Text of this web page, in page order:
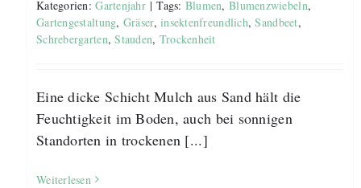
Kategorien:Gartenjahr | Tags: Blumen,Blumenzwiebeln,
Gartengestaltung, Gräser,insektenfreundlich,Sandbeet,
Schrebergarten,Stauden, Trockenheit
Eine dicke Schicht Mulch aus Sand hält die
Feuchtigkeit im Boden, auch bei sonnigen
Standorten in trockenen [...]
Weiterlesen